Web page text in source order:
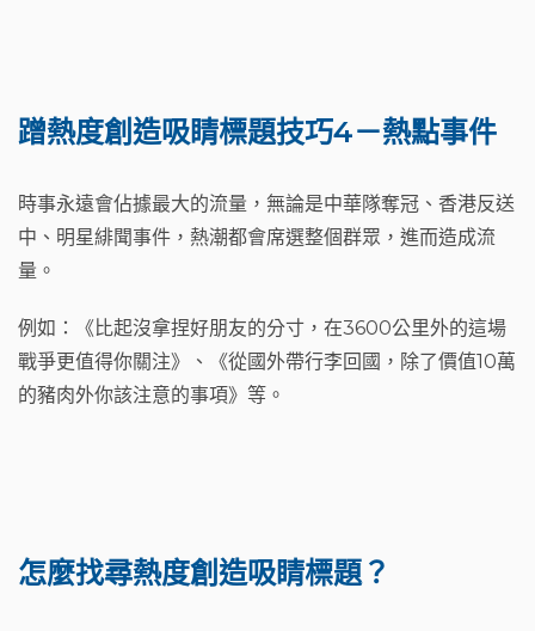
蹭熱度創造吸睛標題技巧4－熱點事件
時事永遠會佔據最大的流量，無論是中華隊奪冠、香港反送
中、明星緋聞事件，熱潮都會席選整個群眾，進而造成流
量。
例如：《比起沒拿捏好朋友的分寸，在3600公里外的這場
戰爭更值得你關注》、《從國外帶行李回國，除了價值10萬
的豬肉外你該注意的事項》等。
怎麼找尋熱度創造吸睛標題？